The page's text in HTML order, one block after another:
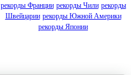
рекорды Франции рекорды Чили рекорды
Швейцарии рекорды Южной Америки
рекорды Японии